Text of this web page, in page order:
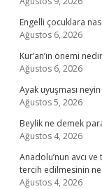
Engelli çocuklara
Ağustos 6, 2026
Kur’an’ın önemi
Ağustos 6, 2026
Ayak uyuşması
Ağustos 5, 2026
Beylik ne demek
Ağustos 4, 2026
Anadolu’nun avcı
tercih edilmesinin
Ağustos 4, 2026